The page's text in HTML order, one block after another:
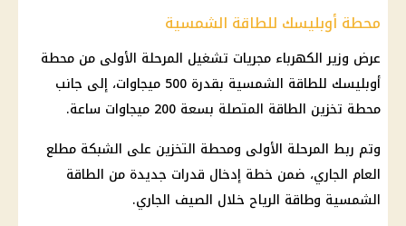
محطة أوبليسك للطاقة الشمسية
عرض وزير الكهرباء مجريات تشغيل المرحلة الأولى من محطة
أوبليسك للطاقة الشمسية بقدرة 500 ميجاوات، إلى جانب
محطة تخزين الطاقة المتصلة بسعة 200 ميجاوات ساعة.
وتم ربط المرحلة الأولى ومحطة التخزين على الشبكة مطلع
العام الجاري، ضمن خطة إدخال قدرات جديدة من الطاقة
الشمسية وطاقة الرياح خلال الصيف الجاري.